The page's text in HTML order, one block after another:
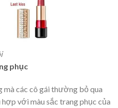
phục
các cô gái thường bỏ qua
với màu sắc trang phục của